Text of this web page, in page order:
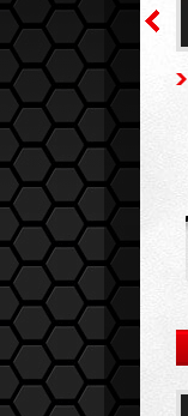
усиленный для
2108, 21083,
11183
1500